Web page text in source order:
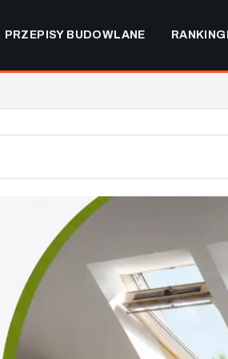
PRZEPISY BUDOWLANE